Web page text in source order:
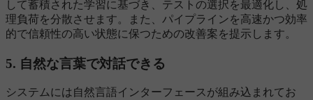
して蓄積された学習に基づき、テストの選択を最適化し、処
理負荷を分散させます。また、パイプラインを高速かつ効率
的で信頼性の高い状態に保つための改善案を提示します。
5. 自然な言葉で対話できる
システムには自然言語インターフェースが組み込まれてお